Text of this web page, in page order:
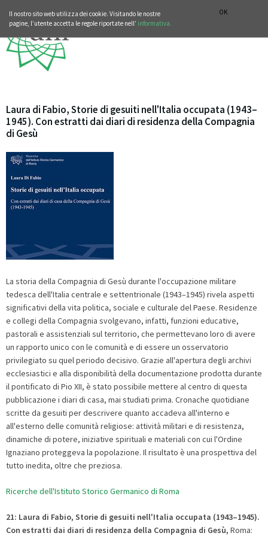
OK
Il nostro sito web utilizza dei cookie. Visitando le nostre
pagine, l’utente accetta le regole riportate nell’ informativa.
Laura di Fabio, Storie di gesuiti nell'Italia occupata (1943–
1945). Con estratti dai diari di residenza della Compagnia
di Gesù
La storia della Compagnia di Gesù durante l'occupazione militare
tedesca dell'Italia centrale e settentrionale (1943–1945) rivela aspetti
significativi della vita politica, sociale e culturale del Paese. Residenze
e collegi della Compagnia svolgevano, infatti, funzioni educative,
pastorali e assistenziali sul territorio, che permettevano loro di avere
un rapporto unico con le comunità e di essere un osservatorio
privilegiato su quel periodo decisivo. Grazie all'apertura degli archivi
ecclesiastici e alla disponibilità della documentazione prodotta durante
il pontificato di Pio XII, è stato possibile mettere al centro di questa
pubblicazione i diari di casa, mai studiati prima. Cronache quotidiane
scritte da gesuiti per descrivere quanto accadeva all'interno e
all'esterno delle comunità religiose: attività militari e di resistenza,
dinamiche di potere, iniziative spirituali e materiali con cui l'Ordine
Ignaziano proteggeva la popolazione. Il risultato è una prospettiva del
tutto inedita, oltre che preziosa.
Ricerche dell'Istituto Storico Germanico di Roma
21: Laura di Fabio, Storie di gesuiti nell'Italia occupata (1943–1945).
Con estratti dai diari di residenza della Compagnia di Gesù, Roma: